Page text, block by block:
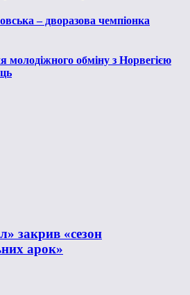
– дворазова чемпіонка
молодіжного обміну з Норвегією
закрив «сезон
арок»